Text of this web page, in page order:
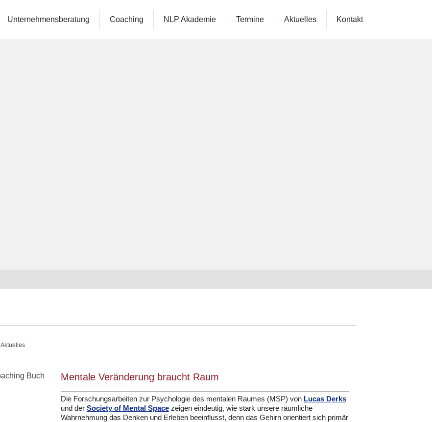
Unternehmensberatung Coaching NLP Akademie Termine Aktuelles Kontakt
Aktuelles
Mentale Veränderung braucht Raum
Die Forschungsarbeiten zur Psychologie des mentalen Raumes (MSP) von Lucas Derks
und der Society of Mental Spacezeigen eindeutig, wie stark unsere räumliche
Wahrnehmung das Denken und Erleben beeinflusst, denn das Gehirn orientiert sich primär